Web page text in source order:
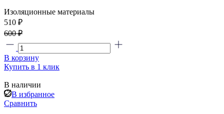
Изоляционные материалы
510 ₽
600 ₽
В корзину
Купить в 1 клик
В наличии
В избранное
Сравнить